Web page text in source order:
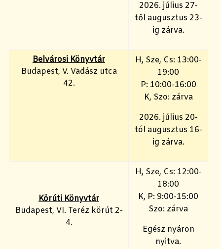
2026. július 27-
től augusztus 23-
ig zárva.
Belvárosi Könyvtár
Budapest, V. Vadász utca
42.
H, Sze, Cs: 13:00-
19:00
P: 10:00-16:00
K, Szo: zárva
2026. július 20-
tól augusztus 16-
ig zárva.
Körúti Könyvtár
Budapest, VI. Teréz körút 2-
4.
H, Sze, Cs: 12:00-
18:00
K, P: 9:00-15:00
Szo: zárva
Egész nyáron
nyitva.